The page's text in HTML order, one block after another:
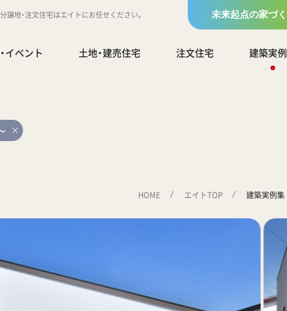
分譲地・注文住宅はエイトにお任せください。 未来起点の家づ
イベント 土地・建売住宅 注文住宅 建築実
HOME エイトTOP 建築実例集